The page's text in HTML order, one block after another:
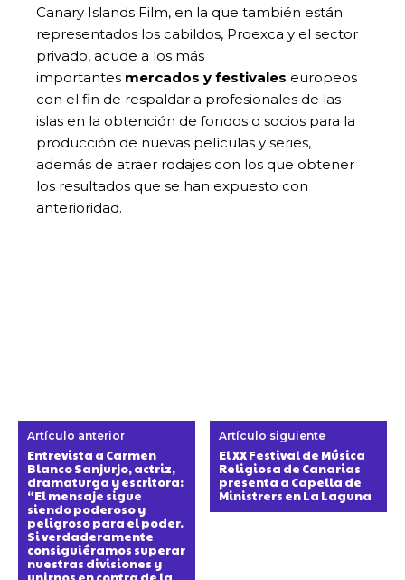
Canary Islands Film, en la que también están
representados los cabildos, Proexca y el sector
privado, acude a los más
importantes mercados y festivales europeos
con el fin de respaldar a profesionales de las
islas en la obtención de fondos o socios para la
producción de nuevas películas y series,
además de atraer rodajes con los que obtener
los resultados que se han expuesto con
anterioridad.
Artículo anterior
Entrevista a Carmen
Blanco Sanjurjo, actriz,
dramaturga y escritora:
“El mensaje sigue
siendo poderoso y
peligroso para el poder.
Si verdaderamente
consiguiéramos superar
nuestras divisiones y
Artículo siguiente
El XX Festival de Música
Religiosa de Canarias
presenta a Capella de
Ministrers en La Laguna